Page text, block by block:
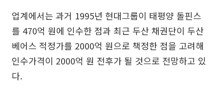
업계에서는 과거 1995년 현대그룹이 태평양 돌핀스
를 470억 원에 인수한 점과 최근 두산 채권단이 두산
베어스 적정가를 2000억 원으로 책정한 점을 고려해
인수가격이 2000억 원 전후가 될 것으로 전망하고 있
다.